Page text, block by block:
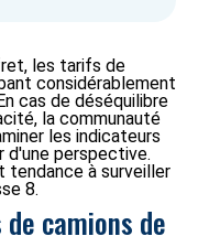
les tarifs de
considérablement
cas de déséquilibre
la communauté
les indicateurs
perspective.
tendance à surveiller
8.
camions de